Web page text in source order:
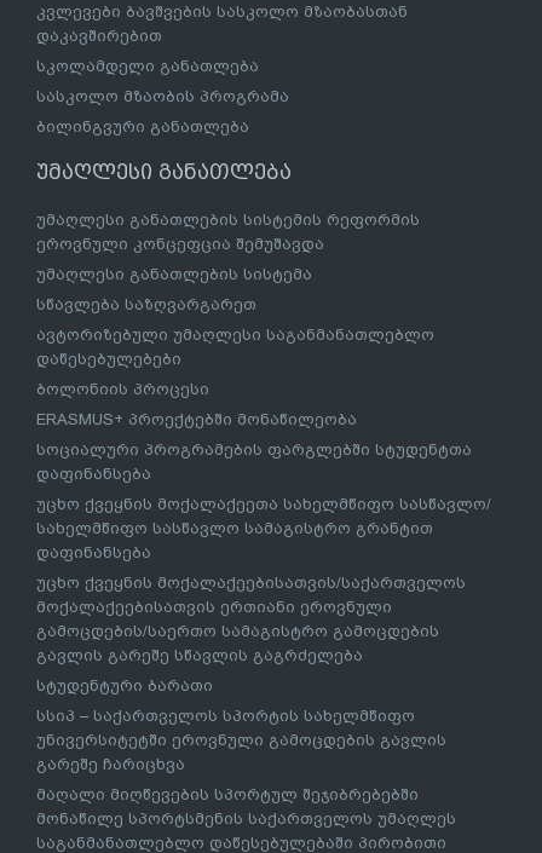
კვლევები ბავშვების სასკოლო მზაობასთან
დაკავშირებით
სკოლამდელი განათლება
სასკოლო მზაობის პროგრამა
ბილინგვური განათლება
უმაღლესი განათლება
უმაღლესი განათლების სისტემის რეფორმის
ეროვნული კონცეფცია შემუშავდა
უმაღლესი განათლების სისტემა
სწავლება საზღვარგარეთ
ავტორიზებული უმაღლესი საგანმანათლებლო
დაწესებულებები
ბოლონიის პროცესი
ERASMUS+ პროექტებში მონაწილეობა
სოციალური პროგრამების ფარგლებში სტუდენტთა
დაფინანსება
უცხო ქვეყნის მოქალაქეეთა სახელმწიფო სასწავლო/
სახელმწიფო სასწავლო სამაგისტრო გრანტით
დაფინანსება
უცხო ქვეყნის მოქალაქეებისათვის/საქართველოს
მოქალაქეებისათვის ერთიანი ეროვნული
გამოცდების/საერთო სამაგისტრო გამოცდების
გავლის გარეშე სწავლის გაგრძელება
სტუდენტური ბარათი
სსიპ – საქართველოს სპორტის სახელმწიფო
უნივერსიტეტში ეროვნული გამოცდების გავლის
გარეშე ჩარიცხვა
მაღალი მიღწევების სპორტულ შეჯიბრებებში
მონაწილე სპორტსმენის საქართველოს უმაღლეს
საგანმანათლებლო დაწესებულებაში პირობითი